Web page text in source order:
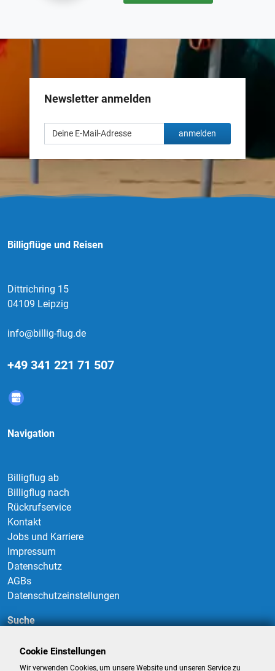
Newsletter anmelden
anmelden
Billigflüge und Reisen
Dittrichring 15
04109 Leipzig
info@billig-flug.de
+49 341 221 71 507
Navigation
Billigflug ab
Billigflug nach
Rückrufservice
Kontakt
Jobs und Karriere
Impressum
Datenschutz
AGBs
Datenschutzeinstellungen
Suche
Cookie Einstellungen
Wir verwenden Cookies, um unsere Website und unseren Service zu